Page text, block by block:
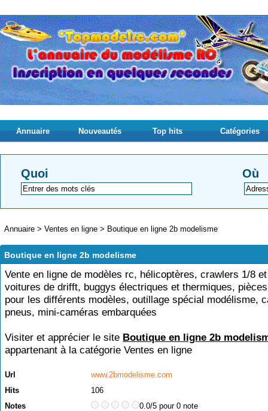
Annuaire Nouveautés Top hits Catégories
Quoi Où
Annuaire > Ventes en ligne > Boutique en ligne 2b modelisme
Boutique en ligne 2b modelisme
Vente en ligne de modèles rc, hélicoptères, crawlers 1/8
voitures de drifft, buggys électriques et thermiques,
pour les différents modèles, outillage spécial modélisme,
pneus, mini-caméras embarquées
Visiter et apprécier le site Boutique en ligne 2b
appartenant à la catégorie Ventes en ligne
Url
www.2bmodelisme.com
Hits
106
Notes
0.0/5 pour 0 note